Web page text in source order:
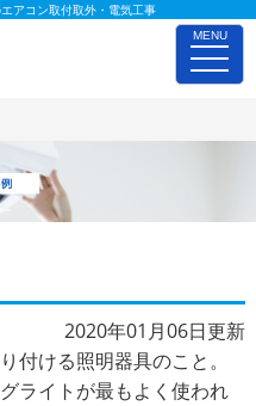
MENU
toggle
アコン取付取外・電気工事
2020年01月06日更新
付ける照明器具のこと。
ライトが最もよく使われ